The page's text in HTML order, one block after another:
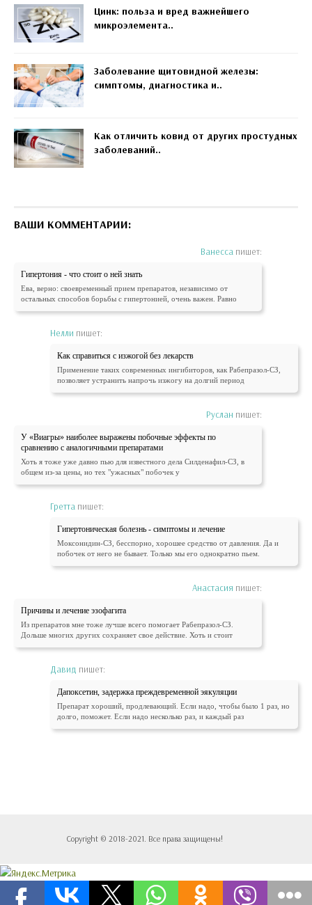
Цинк: польза и вред важнейшего
микроэлемента..
Заболевание щитовидной железы:
симптомы, диагностика и..
Как отличить ковид от других простудных
заболеваний..
ВАШИ КОММЕНТАРИИ:
Ванесса пишет:
Гипертония - что стоит о ней знать
Ева, верно: своевременный прием препаратов, независимо от
остальных способов борьбы с гипертонией, очень важен. Равно
Нелли пишет:
Как справиться с изжогой без лекарств
Применение таких современных ингибиторов, как Рабепразол-СЗ,
позволяет устранить напрочь изжогу на долгий период
Руслан пишет:
У «Виагры» наиболее выражены побочные эффекты по
сравнению с аналогичными препаратами
Хоть я тоже уже давно пью для известного дела Силденафил-СЗ, в
общем из-за цены, но тех "ужасных" побочек у
Гретта пишет:
Гипертоническая болезнь - симптомы и лечение
Моксонидин-СЗ, бесспорно, хорошее средство от давления. Да и
побочек от него не бывает. Только мы его однократно пьем.
Анастасия пишет:
Причины и лечение эзофагита
Из препаратов мне тоже лучше всего помогает Рабепразол-СЗ.
Дольше многих других сохраняет свое действие. Хоть и стоит
Давид пишет:
Дапоксетин, задержка преждевременной эякуляции
Препарат хороший, продлевающий. Если надо, чтобы было 1 раз, но
долго, поможет. Если надо несколько раз, и каждый раз
Copyright © 2018-2021. Все права защищены!